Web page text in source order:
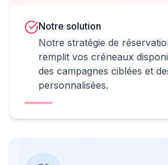
Notre solution
Notre stratégie de
remplit vos créneaux
des campagnes ciblées et
personnalisées.